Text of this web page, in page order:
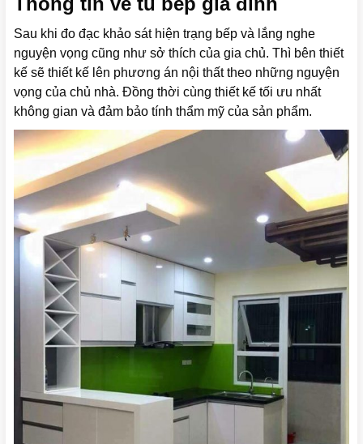
Sau khi đo đạc khảo sát hiện trạng bếp và lắng nghe
nguyện vọng cũng như sở thích của gia chủ. Thì bên thiết
kế sẽ thiết kế lên phương án nội thất theo những nguyện
vọng của chủ nhà. Đồng thời cùng thiết kế tối ưu nhất
không gian và đảm bảo tính thẩm mỹ của sản phẩm.